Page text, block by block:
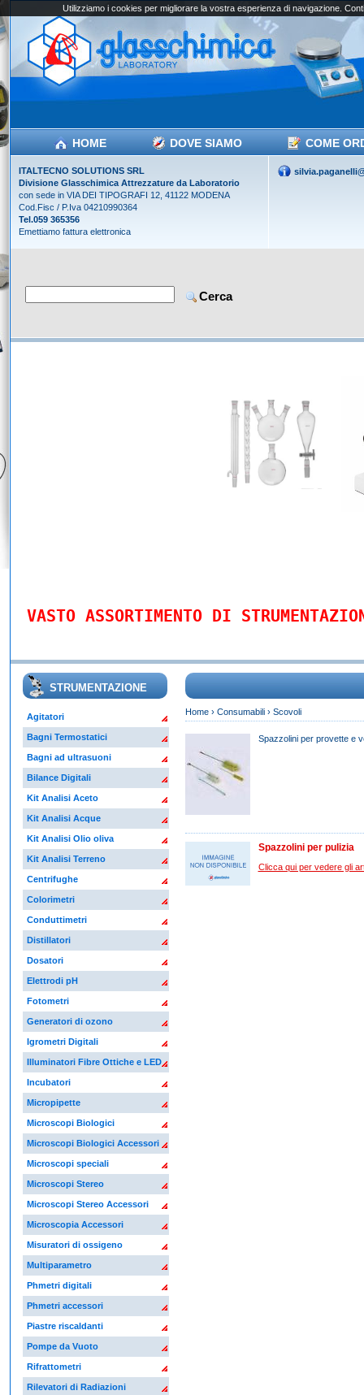
HOME DOVE SIAMO COME
ITALTECNO SOLUTIONS SRL
Divisione Glasschimica Attrezzature da Laboratorio
con sede in VIA DEI TIPOGRAFI 12, 41122 MODENA
Cod.Fisc / P.Iva 04210990364
Tel.059 365356
Emettiamo fattura elettronica
VASTO ASSORTIMENTO DI
STRUMENTAZIONE
Agitatori
Bagni Termostatici
Bagni ad ultrasuoni
Bilance Digitali
Kit Analisi Aceto
Kit Analisi Acque
Kit Analisi Olio oliva
Kit Analisi Terreno
Centrifughe
Colorimetri
Conduttimetri
Distillatori
Dosatori
Elettrodi pH
Fotometri
Generatori di ozono
Igrometri Digitali
Illuminatori Fibre Ottiche e LED
Incubatori
Micropipette
Microscopi Biologici
Microscopi Biologici Accessori
Microscopi speciali
Microscopi Stereo
Microscopi Stereo Accessori
Microscopia Accessori
Misuratori di ossigeno
Multiparametro
Phmetri digitali
Phmetri accessori
Piastre riscaldanti
Pompe da Vuoto
Rifrattometri
Rilevatori di Radiazioni
Home› Consumabili› Scovoli
Spazzolini per provette e
Spazzolini per pulizia
Clicca qui per vedere gli
Utilizziamo i cookies per migliorare la vostra esperienza di navigazione.